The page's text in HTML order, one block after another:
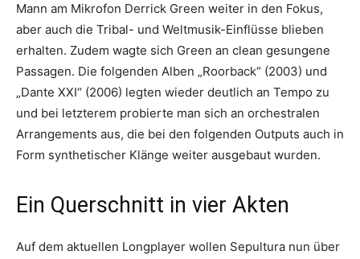
Mann am Mikrofon Derrick Green weiter in den Fokus,
aber auch die Tribal- und Weltmusik-Einflüsse blieben
erhalten. Zudem wagte sich Green an clean gesungene
Passagen. Die folgenden Alben „Roorback“ (2003) und
„Dante XXI“ (2006) legten wieder deutlich an Tempo zu
und bei letzterem probierte man sich an orchestralen
Arrangements aus, die bei den folgenden Outputs auch in
Form synthetischer Klänge weiter ausgebaut wurden.
Ein Querschnitt in vier Akten
Auf dem aktuellen Longplayer wollen Sepultura nun über